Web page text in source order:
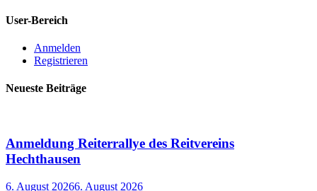
User-Bereich
Anmelden
Registrieren
Neueste Beiträge
Anmeldung Reiterrallye des Reitvereins
Hechthausen
6. August 20266. August 2026